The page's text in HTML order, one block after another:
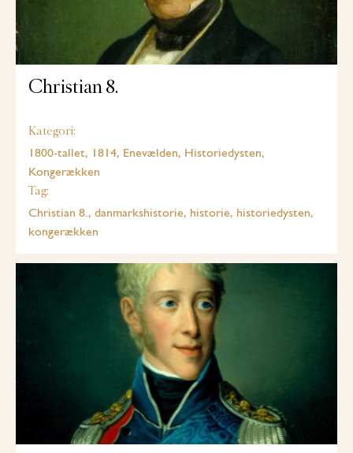
Christian 8.
Kategori:
1800-tallet, 1814, Enevælden, Historiedysten,
Kongerækken
Tag:
Christian 8., danmarkshistorie, historie, historiedysten,
kongerækken